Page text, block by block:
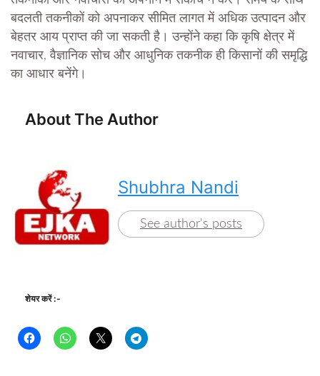
बदलती तकनीकों को अपनाकर सीमित लागत में अधिक उत्पादन और
बेहतर आय प्राप्त की जा सकती है। उन्होंने कहा कि कृषि क्षेत्र में
नवाचार, वैज्ञानिक सोच और आधुनिक तकनीक ही किसानों की समृद्धि
का आधार बनेंगे।
About The Author
Shubhra Nandi
See author's posts
शेयर करें :-